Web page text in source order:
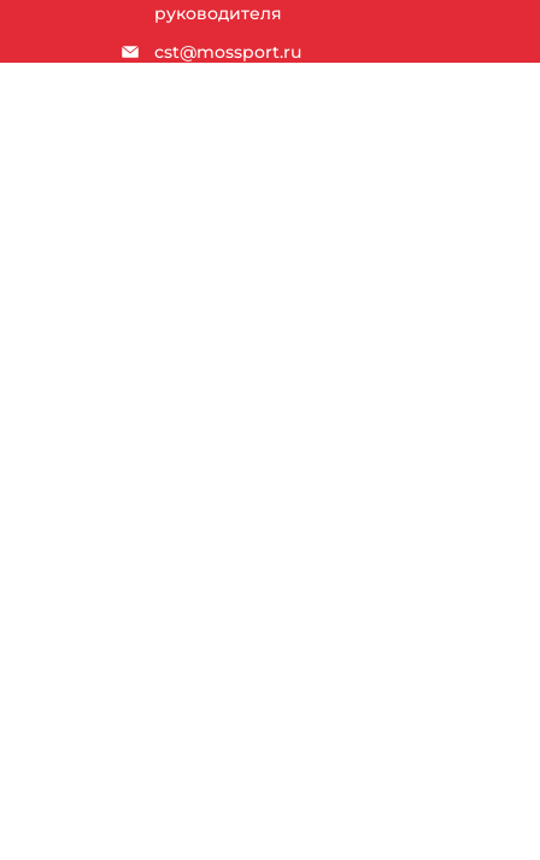
руководителя
cst@mossport.ru